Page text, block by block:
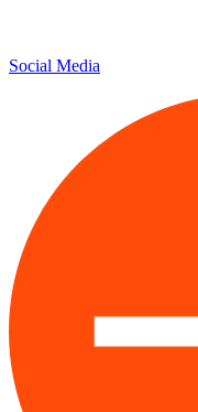
Social Media